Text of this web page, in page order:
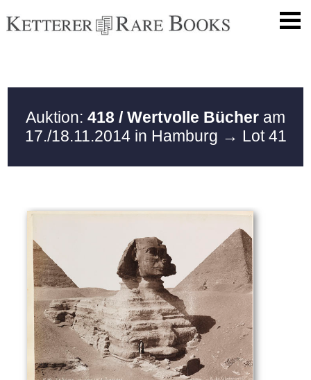
Auktion: 418 / Wertvolle Bücher am
17./18.11.2014 in Hamburg → Lot 41